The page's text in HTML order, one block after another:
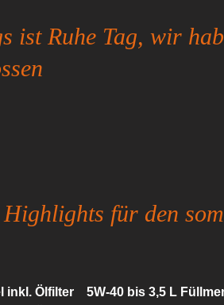
ist Ruhe Tag, wir
Highlights für den
inkl. Ölfilter 5W-40 bis 3,5 L